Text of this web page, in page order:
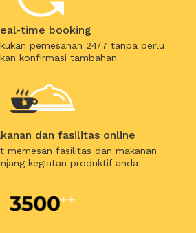
time booking
pemesanan 24/7 tanpa perlu
konfirmasi tambahan
dan fasilitas online
memesan fasilitas dan makanan
kegiatan produktif anda